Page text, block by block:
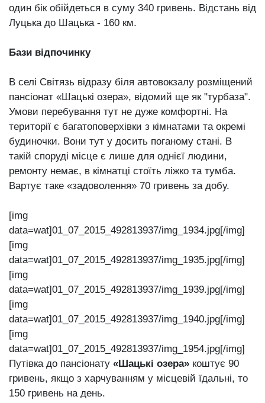
один бік обійдеться в суму 340 гривень. Відстань від
Луцька до Шацька - 160 км.
Бази відпочинку
В селі Світязь відразу біля автовокзалу розміщений
пансіонат «Шацькі озера», відомий ще як "турбаза".
Умови перебування тут не дуже комфортні. На
території є багатоповерхівки з кімнатами та окремі
будиночки. Вони тут у досить поганому стані. В
такій споруді місце є лише для однієї людини,
ремонту немає, в кімнатці стоїть ліжко та тумба.
Вартує таке «задоволення» 70 гривень за добу.
[img
data=wat]01_07_2015_492813937/img_1934.jpg[/img]
[img
data=wat]01_07_2015_492813937/img_1935.jpg[/img]
[img
data=wat]01_07_2015_492813937/img_1939.jpg[/img]
[img
data=wat]01_07_2015_492813937/img_1940.jpg[/img]
[img
data=wat]01_07_2015_492813937/img_1954.jpg[/img]
Путівка до пансіонату «Шацькі озера» коштує 90
гривень, якщо з харчуванням у місцевій їдальні, то
150 гривень на день.